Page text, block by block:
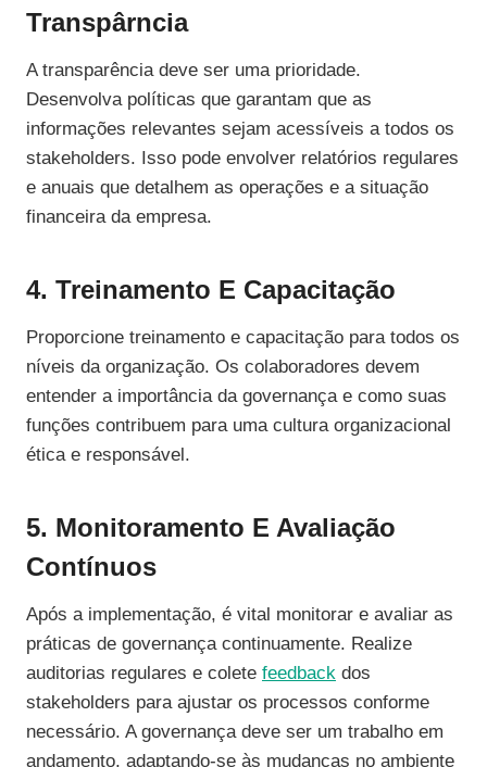
Transpârncia
A transparência deve ser uma prioridade.
Desenvolva políticas que garantam que as
informações relevantes sejam acessíveis a todos os
stakeholders. Isso pode envolver relatórios regulares
e anuais que detalhem as operações e a situação
financeira da empresa.
4. Treinamento E Capacitação
Proporcione treinamento e capacitação para todos os
níveis da organização. Os colaboradores devem
entender a importância da governança e como suas
funções contribuem para uma cultura organizacional
ética e responsável.
5. Monitoramento E Avaliação
Contínuos
Após a implementação, é vital monitorar e avaliar as
práticas de governança continuamente. Realize
auditorias regulares e colete feedback dos
stakeholders para ajustar os processos conforme
necessário. A governança deve ser um trabalho em
andamento, adaptando-se às mudanças no ambiente